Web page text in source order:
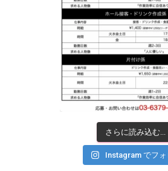
さらに読み込む...
Instagram でフォ